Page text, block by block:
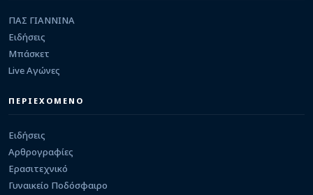
στην Πλαταριά η Θύελλα Κατσικά
ΠΑΣ ΓΙΑΝΝΙΝΑ
Ειδήσεις
Μπάσκετ
Live Αγώνες
ΠΕΡΙΕΧΟΜΕΝΟ
Ειδήσεις
Αρθρογραφίες
Ερασιτεχνικό
Γυναικείο Ποδόσφαιρο